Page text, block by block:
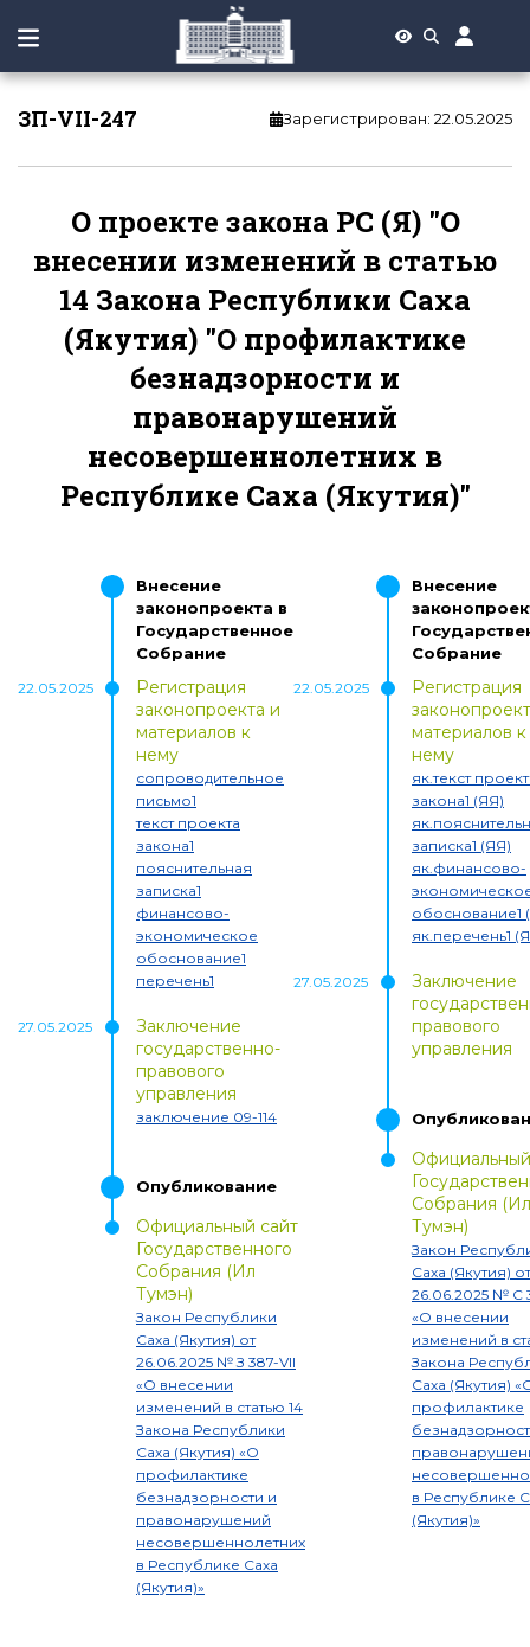
ЗП-VII-247 Зарегистрирован: 22.05.2025
О проекте закона РС (Я) "О
внесении изменений в статью
14 Закона Республики Саха
(Якутия) "О профилактике
безнадзорности и
правонарушений
несовершеннолетних в
Республике Саха (Якутия)"
Внесение
законопроекта в
Государственное
Собрание
22.05.2025
Регистрация
законопроекта и
материалов к
нему
сопроводительное
письмо1
текст проекта
закона1
пояснительная
записка1
финансово-
экономическое
обоснование1
перечень1
27.05.2025
Заключение
государственно-
правового
управления
заключение 09-114
Опубликование
Официальный сайт
Государственного
Собрания (Ил
Тумэн)
Закон Республики
Саха (Якутия) от
26.06.2025 №З 387-VII
«О внесении
изменений в статью 14
Закона Республики
Саха (Якутия) «О
профилактике
безнадзорности и
правонарушений
несовершеннолетних
в Республике Саха
(Якутия)»
Внесение
Собрание
22.05.2025
Регистрация
материалов к
нему
як.текст
закона1 (ЯЯ)
записка1 (ЯЯ)
як.финансово-
обоснование1
як.перечень1
27.05.2025
Заключение
правового
управления
Собрания (Ил
Тумэн)
Закон
Саха (Якутия) от
26.06.2025 № C
«О внесении
изменений в
Закона
Саха (Якутия)
профилактике
в Республике
(Якутия)»